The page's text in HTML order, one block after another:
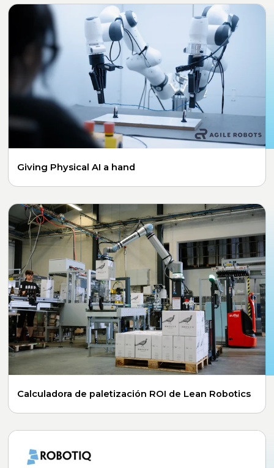
Giving Physical AI a hand
Calculadora de paletización ROI de Lean Robotics